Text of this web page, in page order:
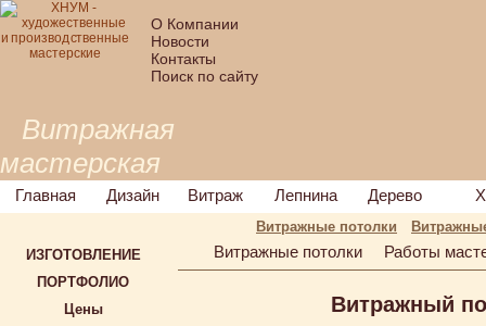
О Компании
Новости
Контакты
Поиск по сайту
Витражная
мастерская
Главная Дизайн Витраж Лепнина Дерево
Витражные потолки
ИЗГОТОВЛЕНИЕ
ПОРТФОЛИО
Цены
Витражные потолки Работы
Витражный